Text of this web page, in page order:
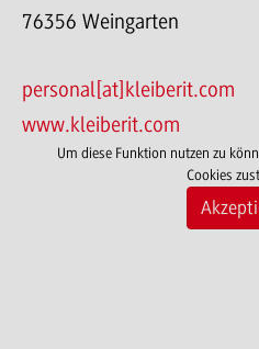
76356 Weingarten
personal[at]kleiberit.com
www.kleiberit.com
Um diese Funktion nutzen zu
Cookies